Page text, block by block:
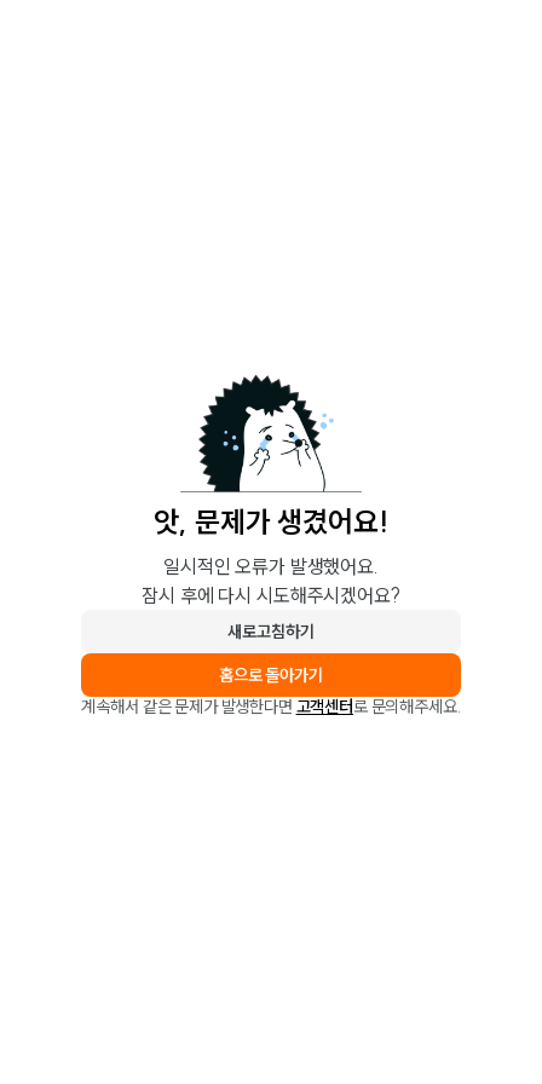
앗, 문제가 생겼어요!
일시적인 오류가 발생했어요.
잠시 후에 다시 시도해주시겠어요?
새로고침하기
홈으로 돌아가기
계속해서 같은 문제가 발생한다면 고객센터로 문의해주세요.